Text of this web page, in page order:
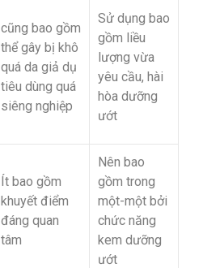
cũng bao gồm
thể gây bị khô
quá da giả dụ
tiêu dùng quá
siêng nghiệp
Sử dụng bao
gồm liều
lượng vừa
yêu cầu, hài
hòa dưỡng
ướt
Ít bao gồm
khuyết điểm
đáng quan
tâm
Nên bao
gồm trong
một-một bởi
chức năng
kem dưỡng
ướt